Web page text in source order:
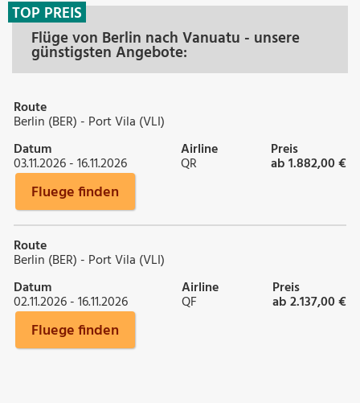
Flüge von Berlin nach Vanuatu - unsere
günstigsten Angebote:
TOP PREIS
Route
Berlin (BER) - Port Vila (VLI)
Datum
03.11.2026 - 16.11.2026
Airline
QR
Preis
ab 1.882,00 €
Fluege finden
Route
Berlin (BER) - Port Vila (VLI)
Datum
02.11.2026 - 16.11.2026
Airline
QF
Preis
ab 2.137,00 €
Fluege finden